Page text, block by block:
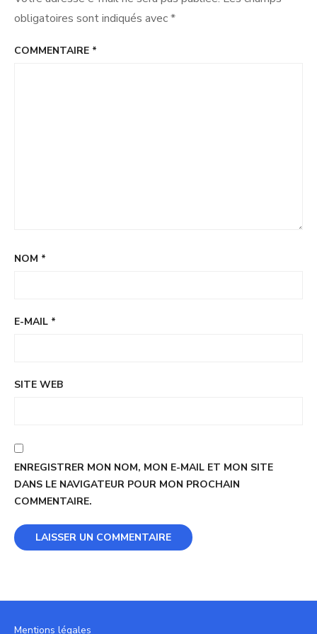
obligatoires sont indiqués avec*
COMMENTAIRE *
NOM *
E-MAIL *
SITE WEB
ENREGISTRER MON NOM, MON E-MAIL ET MON SITE
DANS LE NAVIGATEUR POUR MON PROCHAIN
COMMENTAIRE.
Mentions légales